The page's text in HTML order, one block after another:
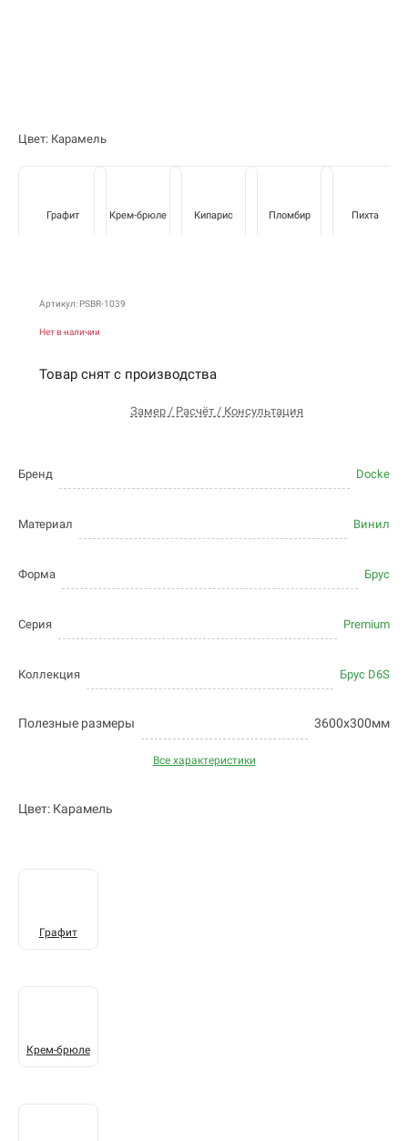
Цвет: Карамель
Графит Крем-брюле Кипарис Пломбир Пихта
Артикул: PSBR-1039
Нет в наличии
Товар снят с производства
Замер / Расчёт / Консультация
Бренд Docke
Материал Винил
Форма Брус
Серия Premium
Коллекция Брус D6S
Полезные размеры 3600х300мм
Все характеристики
Цвет: Карамель
Графит
Крем-брюле